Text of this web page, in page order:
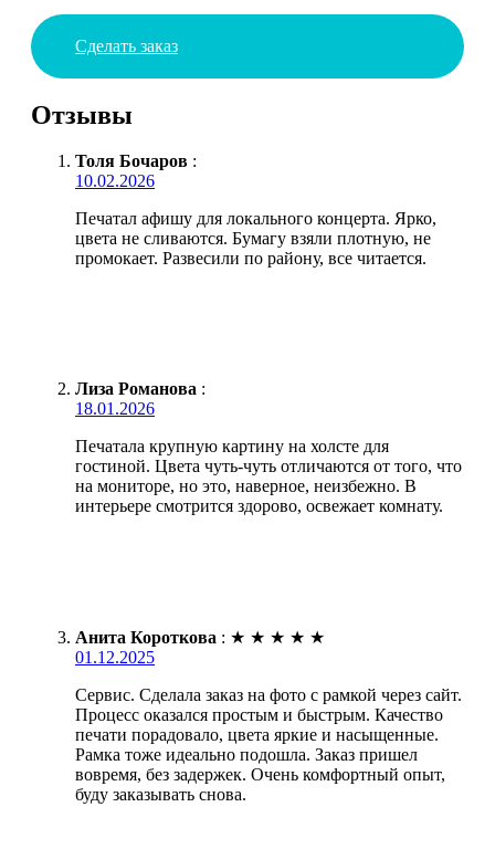
Сделать заказ
Отзывы
Толя Бочаров :
10.02.2026
Печатал афишу для локального концерта. Ярко,
цвета не сливаются. Бумагу взяли плотную, не
промокает. Развесили по району, все читается.
Лиза Романова :
18.01.2026
Печатала крупную картину на холсте для
гостиной. Цвета чуть-чуть отличаются от того, что
на мониторе, но это, наверное, неизбежно. В
интерьере смотрится здорово, освежает комнату.
Анита Короткова : ★ ★ ★ ★ ★
01.12.2025
Сервис. Сделала заказ на фото с рамкой через сайт.
Процесс оказался простым и быстрым. Качество
печати порадовало, цвета яркие и насыщенные.
Рамка тоже идеально подошла. Заказ пришел
вовремя, без задержек. Очень комфортный опыт,
буду заказывать снова.